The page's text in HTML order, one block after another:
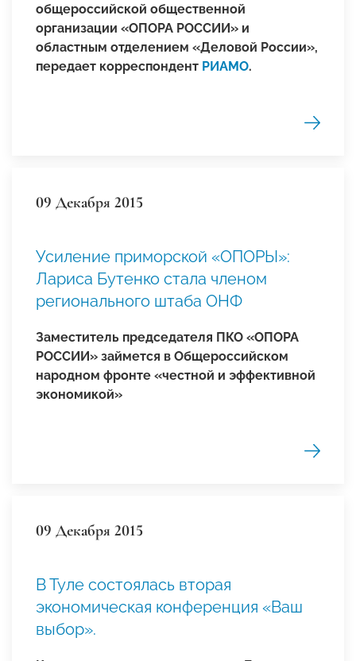
общероссийской общественной
организации «ОПОРА РОССИИ» и
областным отделением «Деловой России»,
передает корреспондент РИАМО.
09 Декабря 2015
Усиление приморской «ОПОРЫ»:
Лариса Бутенко стала членом
регионального штаба ОНФ
Заместитель председателя ПКО «ОПОРА
РОССИИ» займется в Общероссийском
народном фронте «честной и эффективной
экономикой»
09 Декабря 2015
В Туле состоялась вторая
экономическая конференция «Ваш
выбор».